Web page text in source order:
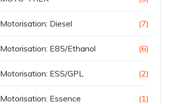
Motorisation: Diesel (7)
Motorisation: E85/Ethanol (6)
Motorisation: ESS/GPL (2)
Motorisation: Essence (1)